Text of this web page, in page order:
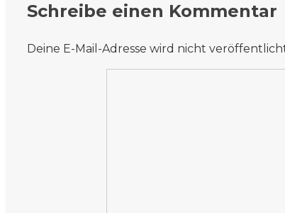
Schreibe einen Kommentar
Deine E-Mail-Adresse wird nicht